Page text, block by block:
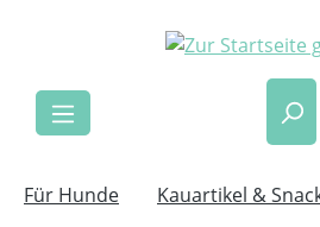
Zum Hauptinhalt springen
Für Hunde Kauartikel &